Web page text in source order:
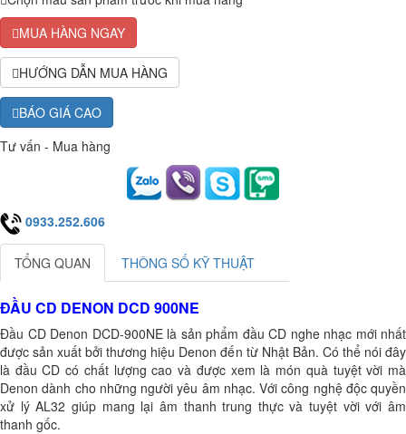
MUA HÀNG NGAY
HƯỚNG DẪN MUA HÀNG
BÁO GIÁ CAO
Tư vấn - Mua hàng
0933.252.606
TỔNG QUAN THÔNG SỐ KỸ THUẬT
ĐẦU CD DENON DCD 900NE
Đầu CD Denon DCD-900NE là sản phẩm đầu CD nghe nhạc mới nhất
được sản xuất bởi thương hiệu Denon đến từ Nhật Bản. Có thể nói đây
là đầu CD có chất lượng cao và được xem là món quà tuyệt vời mà
Denon dành cho những người yêu âm nhạc. Với công nghệ độc quyền
xử lý AL32 giúp mang lại âm thanh trung thực và tuyệt vời với âm
thanh gốc.